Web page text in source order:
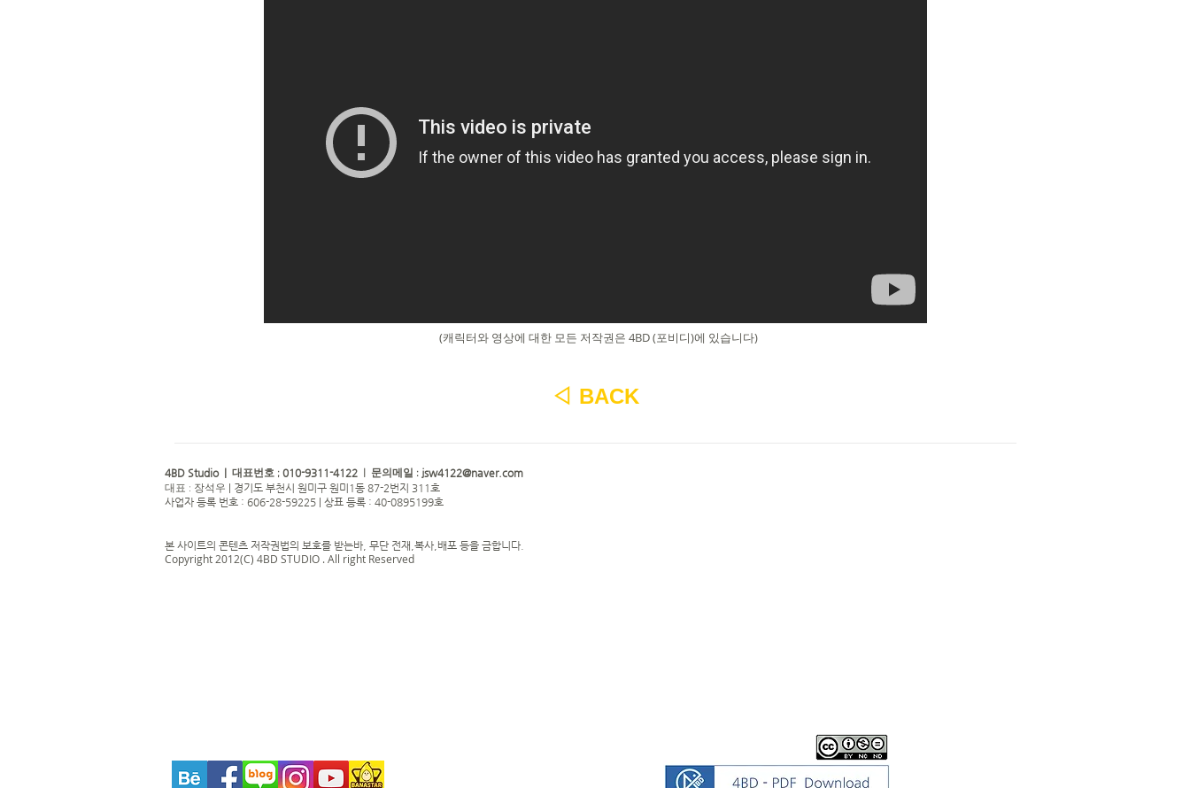
(캐릭터와 영상에 대한 모든 저작권은 4BD (포비디)에 있습니다)
◁ BACK
4BD Studio | 대표번호 ; 010-9311-4122 | 문의메일 : jsw4122@naver.com
대표 : 장석우
경기도 부천시 원미구 원미1동 87-2번지 311호
사업자 등록 번호 : 606-28-59225 | 상표 등록 : 40-0895199호
본 사이트의 콘텐츠 저작권법의 보호를 받는바, 무단 전재,복사,배포 등을 금합니다.
Copyright 2012(C) 4BD STUDIO . All right Reserved